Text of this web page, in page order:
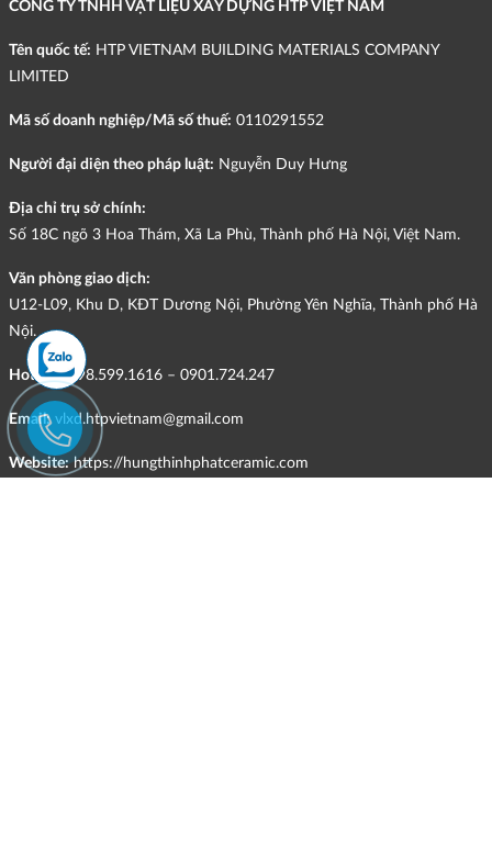
CÔNG TY TNHH VẬT LIỆU XÂY DỰNG HTP VIỆT NAM
Tên quốc tế: HTP VIETNAM BUILDING MATERIALS COMPANY
LIMITED
Mã số doanh nghiệp/Mã số thuế: 0110291552
Người đại diện theo pháp luật: Nguyễn Duy Hưng
Địa chỉ trụ sở chính:
Số 18C ngõ 3 Hoa Thám, Xã La Phù, Thành phố Hà Nội, Việt Nam.
Văn phòng giao dịch:
U12-L09, Khu D, KĐT Dương Nội, Phường Yên Nghĩa, Thành phố Hà
Nội.
Hotline:098.599.1616 – 0901.724.247
Email: vlxd.htpvietnam@gmail.com
Website: https://hungthinhphatceramic.com